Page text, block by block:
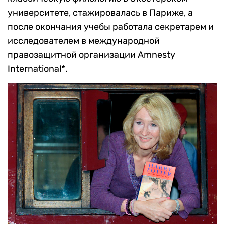
университете, стажировалась в Париже, а
после окончания учебы работала секретарем и
исследователем в международной
правозащитной организации Amnesty
International*.